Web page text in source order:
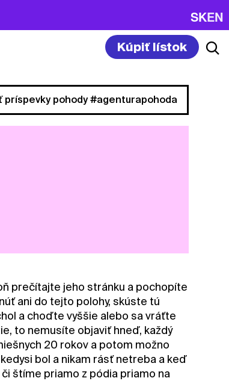
SKEN
Kúpiť lístok
príspevky pohody #agenturapohoda
prečítajte jeho stránku a pochopíte
ani do tejto polohy, skúste tú
a choďte vyššie alebo sa vráťte
to nemusíte objaviť hneď, každý
20 rokov a potom možno
bol a nikam rásť netreba a keď
štíme priamo z pódia priamo na